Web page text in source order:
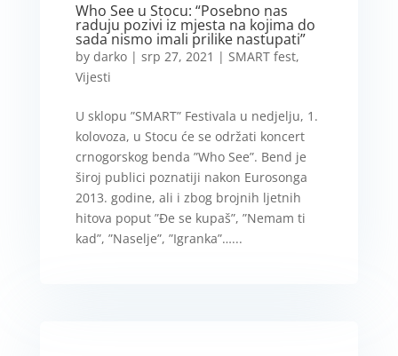
Who See u Stocu: “Posebno nas
raduju pozivi iz mjesta na kojima do
sada nismo imali prilike nastupati”
by darko| srp 27, 2021 | SMART fest,
Vijesti
U sklopu ”SMART” Festivala u nedjelju, 1.
kolovoza, u Stocu će se održati koncert
crnogorskog benda ”Who See”. Bend je
široj publici poznatiji nakon Eurosonga
2013. godine, ali i zbog brojnih ljetnih
hitova poput ”Đe se kupaš”, ”Nemam ti
kad”, ”Naselje”, ”Igranka”…...